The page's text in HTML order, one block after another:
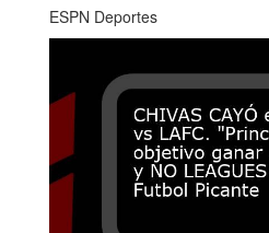
ESPN Deportes